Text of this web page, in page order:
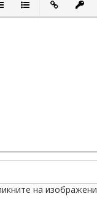
список
Маркированный
Вставить